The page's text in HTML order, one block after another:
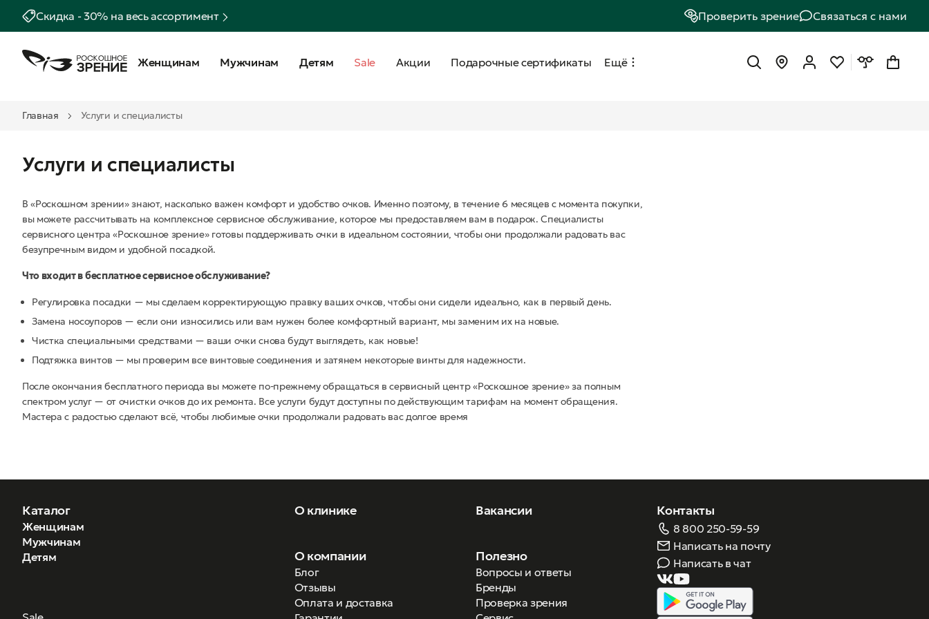
Скидка - 30% на весь ассортимент Проверить зрение Связаться с нами
Женщинам Мужчинам Детям Sale Акции Подарочные сертификаты Ещё
Главная Услуги и специалисты
Услуги и специалисты
В «Роскошном зрении» знают, насколько важен комфорт и удобство очков. Именно поэтому, в течение 6 месяцев с момента покупки,
вы можете рассчитывать на комплексное сервисное обслуживание, которое мы предоставляем вам в подарок. Специалисты
сервисного центра «Роскошное зрение» готовы поддерживать очки в идеальном состоянии, чтобы они продолжали радовать вас
безупречным видом и удобной посадкой.
Что входит в бесплатное сервисное обслуживание?
Регулировка посадки — мы сделаем корректирующую правку ваших очков, чтобы они сидели идеально, как в первый день.
Замена носоупоров — если они износились или вам нужен более комфортный вариант, мы заменим их на новые.
Чистка специальными средствами — ваши очки снова будут выглядеть, как новые!
Подтяжка винтов — мы проверим все винтовые соединения и затянем некоторые винты для надежности.
После окончания бесплатного периода вы можете по-прежнему обращаться в сервисный центр «Роскошное зрение» за полным
спектром услуг — от очистки очков до их ремонта. Все услуги будут доступны по действующим тарифам на момент обращения.
Мастера с радостью сделают всё, чтобы любимые очки продолжали радовать вас долгое время
Каталог
Женщинам
Мужчинам
Детям
О клинике Вакансии
О компании
Блог
Отзывы
Оплата и доставка
Полезно
Вопросы и ответы
Бренды
Проверка зрения
Контакты
8 800 250-59-59
Написать на почту
Написать в чат